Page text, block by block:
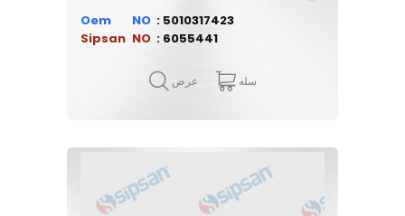
Oem
5010317423
Sipsan
6055441
عرض سله